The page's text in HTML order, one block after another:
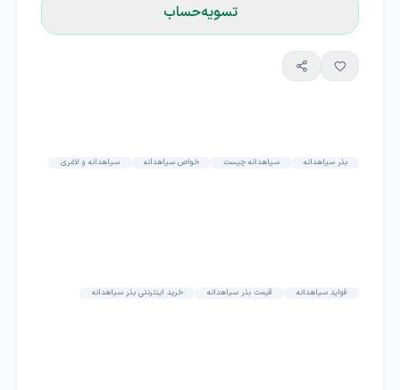
تسویه‌حساب
بذر سیاهدانه سیاهدانه چیست خواص سیاهدانه سیاهدانه و لاغری
فواید سیاهدانه قیمت بذر سیاهدانه خرید اینترنتی بذر سیاهدانه